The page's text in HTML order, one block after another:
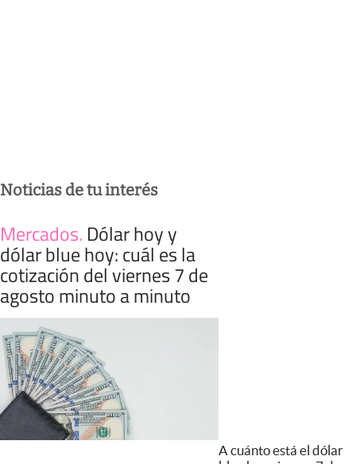
Noticias de tu interés
Mercados. Dólar hoy y
dólar blue hoy: cuál es la
cotización del viernes 7 de
agosto minuto a minuto
A cuánto está el dólar